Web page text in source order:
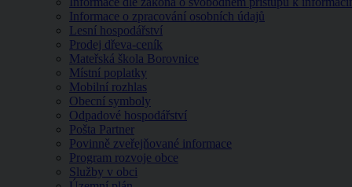
Informace o zpracování osobních údajů
Lesní hospodářství
Prodej dřeva-ceník
Mateřská škola Borovnice
Místní poplatky
Mobilní rozhlas
Obecní symboly
Odpadové hospodářství
Pošta Partner
Povinně zveřejňované informace
Program rozvoje obce
Služby v obci